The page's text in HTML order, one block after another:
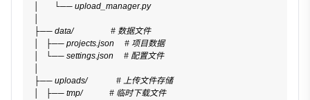
│       └── upload_manager.py
├── data/                  # 数据文件
│   ├── projects.json     # 项目数据
│   └── settings.json     # 配置文件
├── uploads/              # 上传文件存储
│   ├── tmp/             # 临时下载文件